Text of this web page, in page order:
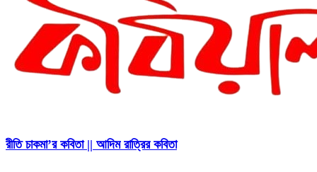
রীতি চাকমা’র কবিতা || আদিম রাত্রির কবিতা